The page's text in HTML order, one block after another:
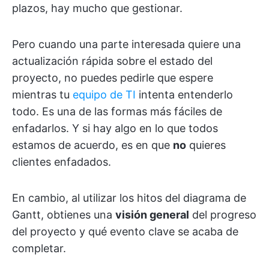
plazos, hay mucho que gestionar.
Pero cuando una parte interesada quiere una
actualización rápida sobre el estado del
proyecto, no puedes pedirle que espere
mientras tu equipo de TI intenta entenderlo
todo. Es una de las formas más fáciles de
enfadarlos. Y si hay algo en lo que todos
estamos de acuerdo, es en que no quieres
clientes enfadados.
En cambio, al utilizar los hitos del diagrama de
Gantt, obtienes una visión general del progreso
del proyecto y qué evento clave se acaba de
completar.